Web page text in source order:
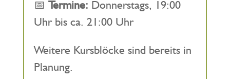
📅 Termine: Donnerstags, 19:00
Uhr bis ca. 21:00 Uhr
Weitere Kursblöcke sind bereits in
Planung.